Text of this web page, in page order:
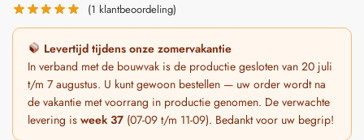
(1 klantbeoordeling)
Levertijd tijdens onze zomervakantie
In verband met de bouwvak is de productie gesloten van 20 juli
t/m 7 augustus. U kunt gewoon bestellen — uw order wordt na
de vakantie met voorrang in productie genomen. De verwachte
levering is week 37 (07-09 t/m 11-09). Bedankt voor uw begrip!